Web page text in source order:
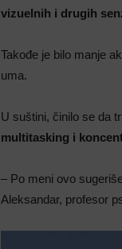
vizuelnih i drugih
Takođe je bilo manje
uma.
U suštini, činilo se da
multitasking i
– Po meni ovo
Aleksandar, profesor